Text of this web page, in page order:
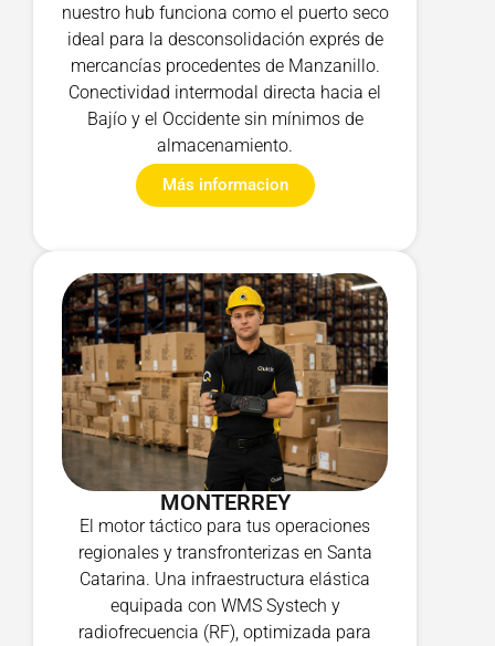
nuestro hub funciona como el puerto seco
ideal para la desconsolidación exprés de
mercancías procedentes de Manzanillo.
Conectividad intermodal directa hacia el
Bajío y el Occidente sin mínimos de
almacenamiento.
Más informacion
MONTERREY
El motor táctico para tus operaciones
regionales y transfronterizas en Santa
Catarina. Una infraestructura elástica
equipada con WMS Systech y
radiofrecuencia (RF), optimizada para